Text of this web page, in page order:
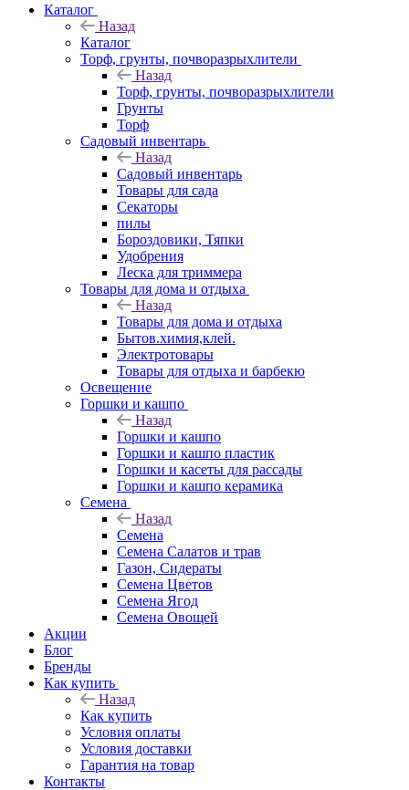
Каталог
Назад
Каталог
Торф, грунты, почворазрыхлители
Назад
Торф, грунты, почворазрыхлители
Грунты
Торф
Садовый инвентарь
Назад
Садовый инвентарь
Товары для сада
Секаторы
пилы
Бороздовики, Тяпки
Удобрения
Леска для триммера
Товары для дома и отдыха
Назад
Товары для дома и отдыха
Бытов.химия,клей.
Электротовары
Товары для отдыха и барбекю
Освещение
Горшки и кашпо
Назад
Горшки и кашпо
Горшки и кашпо пластик
Горшки и касеты для рассады
Горшки и кашпо керамика
Семена
Назад
Семена
Семена Салатов и трав
Газон, Сидераты
Семена Цветов
Семена Ягод
Семена Овощей
Акции
Блог
Бренды
Как купить
Назад
Как купить
Условия оплаты
Условия доставки
Гарантия на товар
Контакты